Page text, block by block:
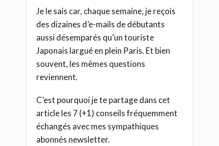
Je le sais car, chaque semaine, je reçois
des dizaines d’e-mails de débutants
aussi désemparés qu’un touriste
Japonais largué en plein Paris. Et bien
souvent, les mêmes questions
reviennent.
C’est pourquoi je te partage dans cet
article les 7 (+1) conseils fréquemment
échangés avec mes sympathiques
abonnés newsletter.